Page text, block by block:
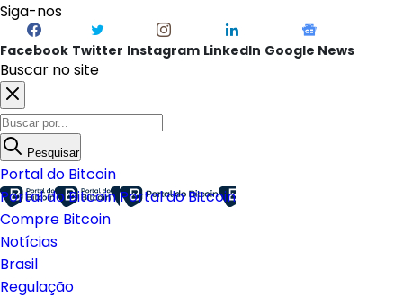
Siga-nos
Facebook Twitter Instagram LinkedIn Google News
Buscar no site
Pesquisar
Portal do Bitcoin
Portal do BitcoinPortal do Bitcoin
Compre Bitcoin
Notícias
Brasil
Regulação